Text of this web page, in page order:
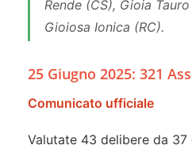
Rende (CS), Gioia
Gioiosa Ionica (RC).
25 Giugno 2025: 321
Comunicato ufficiale
Valutate 43 delibere da 37